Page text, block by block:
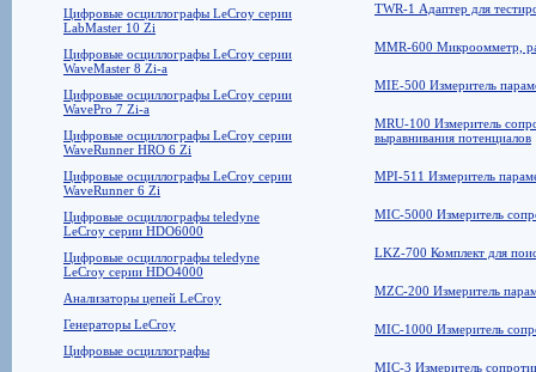
Цифровые осциллографы LeCroy серии
LabMaster 10 Zi
Цифровые осциллографы LeCroy серии
WaveMaster 8 Zi-a
Цифровые осциллографы LeCroy серии
WavePro 7 Zi-a
Цифровые осциллографы LeCroy серии
WaveRunner HRO 6 Zi
Цифровые осциллографы LeCroy серии
WaveRunner 6 Zi
Цифровые осциллографы teledyne
LeCroy серии HDO6000
Цифровые осциллографы teledyne
LeCroy серии HDO4000
Анализаторы цепей LeCroy
Генераторы LeCroy
Цифровые осциллографы
TWR-1 Адаптер для
MMR-600 Микроомметр,
MIE-500 Измеритель
MRU-100 Измеритель
выравнивания потенциалов
MPI-511 Измеритель
MIC-5000 Измеритель
LKZ-700 Комплект для
MZC-200 Измеритель
MIC-1000 Измеритель
MIC-3 Измеритель